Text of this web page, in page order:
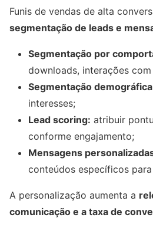
Funis de vendas de alta
segmentação de leads e
Segmentação por
downloads, interações com
Segmentação
interesses;
Lead scoring: atribuir
conforme engajamento;
Mensagens
conteúdos específicos
A personalização aumenta a
comunicação e a taxa de